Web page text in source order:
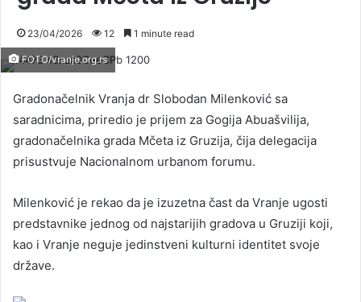
23/04/2026 12 1 minute read
FOTO/vranje.org.rs
Gradonačelnik Vranja dr Slobodan Milenković sa
saradnicima, priredio je prijem za Gogija Abuašvilija,
gradonačelnika grada Mčeta iz Gruzija, čija delegacija
prisustvuje Nacionalnom urbanom forumu.
Milenković je rekao da je izuzetna čast da Vranje ugosti
predstavnike jednog od najstarijih gradova u Gruziji koji,
kao i Vranje neguje jedinstveni kulturni identitet svoje
države.